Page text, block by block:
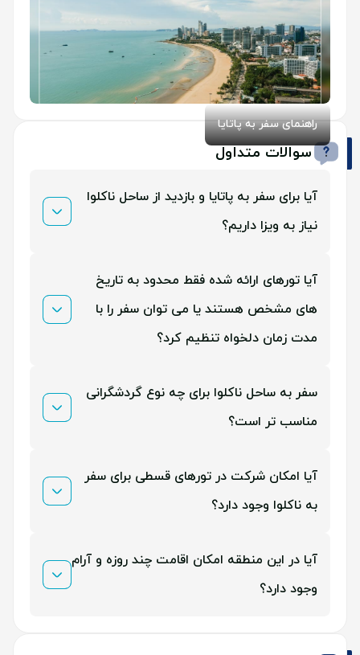
استعلام ممنوع الخروجی
راهنمای سفر به پاتایا
سوالات متداول
آیا برای سفر به پاتایا و بازدید از ساحل ناکلوا
نیاز به ویزا داریم؟
بله، برای ایرانیان سفر به تایلند نیازمند دریافت ویزای
توریستی است که می توانید از طریق سفریار اقدام کنید.
آیا تورهای ارائه شده فقط محدود به تاریخ
های مشخص هستند یا می توان سفر را با
مدت زمان دلخواه تنظیم کرد؟
سفریار برای هر مدت زمانی که بخواهید، امکان طراحی
پکیج سفارشی سفر به ناکلوا و پاتایا را فراهم کرده است.
سفر به ساحل ناکلوا برای چه نوع گردشگرانی
مناسب تر است؟
اگر به دنبال ساحلی آرام، بومی، با بافت سنتی و فاصله از
هیاهوی توریستی هستید، ناکلوا برای شما ایده آل است.
آیا امکان شرکت در تورهای قسطی برای سفر
به ناکلوا وجود دارد؟
بله، سفریار برای رفاه حال مسافران امکان پرداخت قسطی
تورها از ۴ تا ۱۲ ماه با یک فقره چک صیادی بنفش را فراهم
آیا در این منطقه امکان اقامت چند روزه و آرام
وجود دارد؟